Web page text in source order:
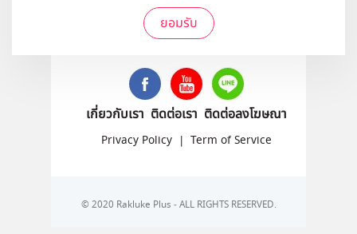
ยอมรับ
ติดตามเราได้ที่
เกี่ยวกับเรา ติดต่อเรา ติดต่อลงโฆษณา
Privacy Policy | Term of Service
© 2020 Rakluke Plus - ALL RIGHTS RESERVED.